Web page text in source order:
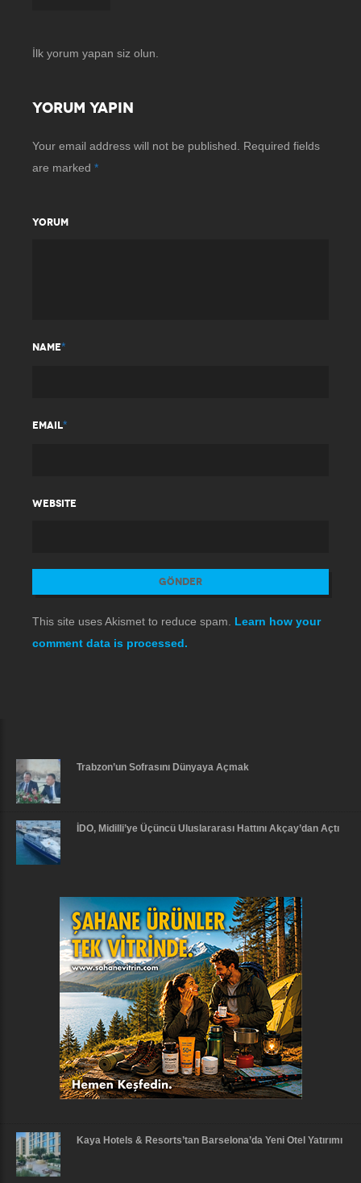
İlk yorum yapan siz olun.
YORUM YAPIN
Your email address will not be published.
Required fields
are marked *
YORUM
NAME*
EMAIL*
WEBSITE
This site uses Akismet to reduce spam. Learn how your
comment data is processed.
Trabzon’un Sofrasını Dünyaya Açmak
İDO, Midilli’ye Üçüncü Uluslararası Hattını Akçay’dan Açtı
Kaya Hotels & Resorts’tan Barselona’da Yeni Otel Yatırımı